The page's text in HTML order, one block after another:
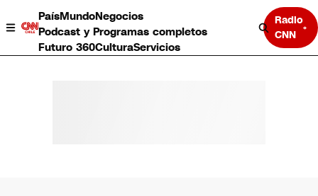
PaísMundoNegocios
Podcast y Programas completos
Futuro 360CulturaServicios
Radio
CNN